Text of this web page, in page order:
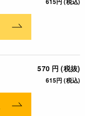
570 円 (税抜)
615円 (税込)